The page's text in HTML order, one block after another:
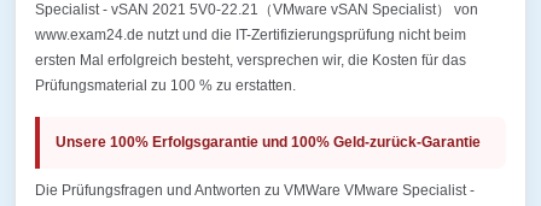
Specialist - vSAN 2021 5V0-22.21（VMware vSAN Specialist） von
www.exam24.de nutzt und die IT-Zertifizierungsprüfung nicht beim
ersten Mal erfolgreich besteht, versprechen wir, die Kosten für das
Prüfungsmaterial zu 100 % zu erstatten.
Unsere 100% Erfolgsgarantie und 100% Geld-zurück-Garantie
Die Prüfungsfragen und Antworten zu VMWare VMware Specialist -